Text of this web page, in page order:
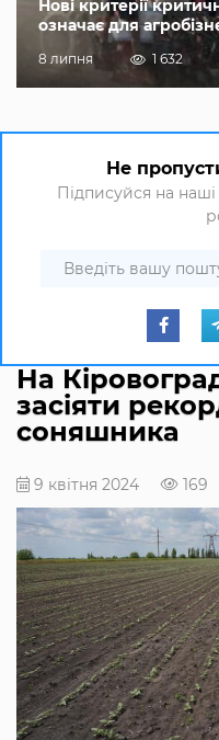
Нові критерії
означає для
8 липня 1 632
Не
Підписуйся на
На
засіяти
соняшника
9 квітня 2024 169